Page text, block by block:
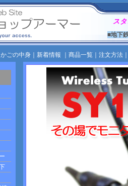
ス
■地下
かごの中身｜ 新着情報 商品一覧｜ 注文方法